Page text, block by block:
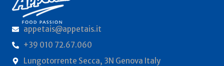
appetais@appetais.it
+39 010 72.67.060
Lungotorrente Secca, 3N Genova Italy